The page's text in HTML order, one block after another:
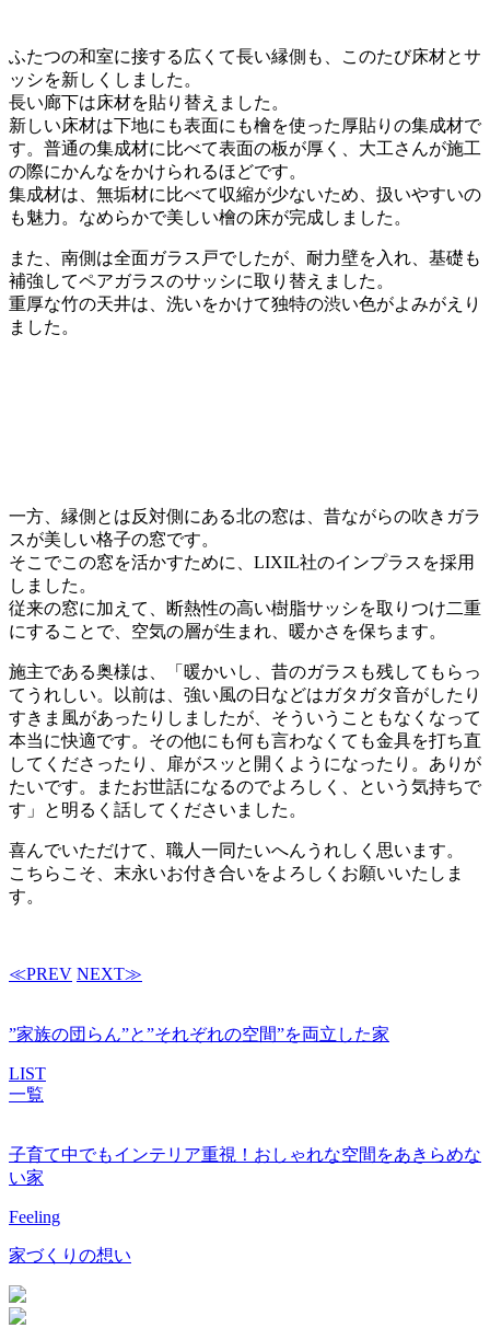
ふたつの和室に接する広くて長い縁側も、このたび床材とサ
ッシを新しくしました。
長い廊下は床材を貼り替えました。
新しい床材は下地にも表面にも檜を使った厚貼りの集成材で
す。普通の集成材に比べて表面の板が厚く、大工さんが施工
の際にかんなをかけられるほどです。
集成材は、無垢材に比べて収縮が少ないため、扱いやすいの
も魅力。なめらかで美しい檜の床が完成しました。
また、南側は全面ガラス戸でしたが、耐力壁を入れ、基礎も
補強してペアガラスのサッシに取り替えました。
重厚な竹の天井は、洗いをかけて独特の渋い色がよみがえり
ました。
一方、縁側とは反対側にある北の窓は、昔ながらの吹きガラ
スが美しい格子の窓です。
そこでこの窓を活かすために、LIXIL社のインプラスを採用
しました。
従来の窓に加えて、断熱性の高い樹脂サッシを取りつけ二重
にすることで、空気の層が生まれ、暖かさを保ちます。
施主である奥様は、「暖かいし、昔のガラスも残してもらっ
てうれしい。以前は、強い風の日などはガタガタ音がしたり
すきま風があったりしましたが、そういうこともなくなって
本当に快適です。その他にも何も言わなくても金具を打ち直
してくださったり、扉がスッと開くようになったり。ありが
たいです。またお世話になるのでよろしく、という気持ちで
す」と明るく話してくださいました。
喜んでいただけて、職人一同たいへんうれしく思います。
こちらこそ、末永いお付き合いをよろしくお願いいたしま
す。
≪PREV NEXT≫
”家族の団らん”と”それぞれの空間”を両立した家
LIST
一覧
子育て中でもインテリア重視！おしゃれな空間をあきらめな
い家
Feeling
家づくりの想い